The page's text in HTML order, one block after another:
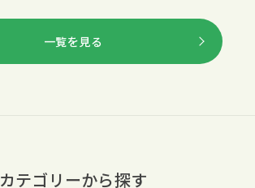
一覧を見る
カテゴリーから探す